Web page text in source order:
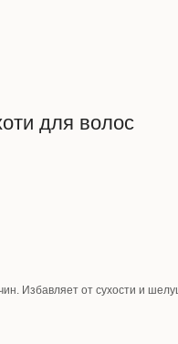
для волос
Избавляет от сухости и